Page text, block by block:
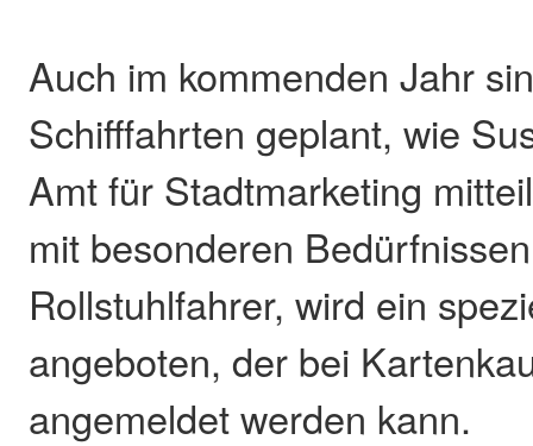
Auch im kommenden Jahr
Schifffahrten geplant, wie
Amt für Stadtmarketing
mit besonderen
Rollstuhlfahrer, wird ein
angeboten, der bei
angemeldet werden kann.